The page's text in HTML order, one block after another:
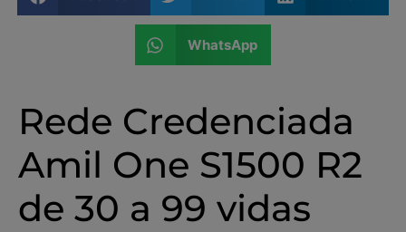
Amil One S1500 R2 - 30 a 99 vidas
- Apartamento - Compulsória
Amil One S1500 R2 - 30 a 99
Coparticipação de 30%
Contratar o Plano de Saúde Rede
Credenciada Amil One S1500 R2 de
30 a 99 vidas
WhatsApp
Rede Credenciada
Amil One S1500 R2
de 30 a 99 vidas